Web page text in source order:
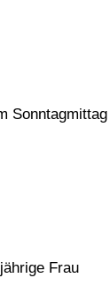
Sonntagmittag
Frau